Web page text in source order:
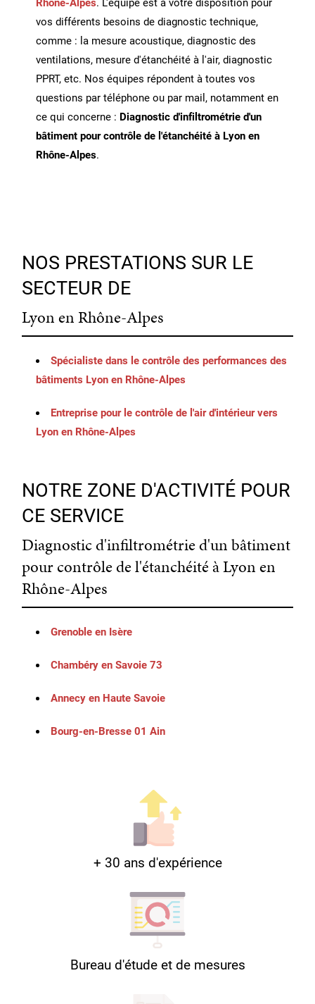
vos différents besoins de diagnostic technique,
comme : la mesure acoustique, diagnostic des
ventilations, mesure d'étanchéité à l'air, diagnostic
PPRT, etc. Nos équipes répondent à toutes vos
questions par téléphone ou par mail, notamment en
ce qui concerne : Diagnostic d'infiltrométrie d'un
bâtiment pour contrôle de l'étanchéité à Lyon en
Rhône-Alpes.
NOS PRESTATIONS SUR LE
SECTEUR DE
Lyon en Rhône-Alpes
Spécialiste dans le contrôle des performances des
bâtiments Lyon en Rhône-Alpes
Entreprise pour le contrôle de l'air d'intérieur vers
Lyon en Rhône-Alpes
NOTRE ZONE D'ACTIVITÉ POUR
CE SERVICE
Diagnostic d'infiltrométrie d'un bâtiment
pour contrôle de l'étanchéité à Lyon en
Rhône-Alpes
Grenoble en Isère
Chambéry en Savoie 73
Annecy en Haute Savoie
Bourg-en-Bresse 01 Ain
+ 30 ans d'expérience
Bureau d'étude et de mesures